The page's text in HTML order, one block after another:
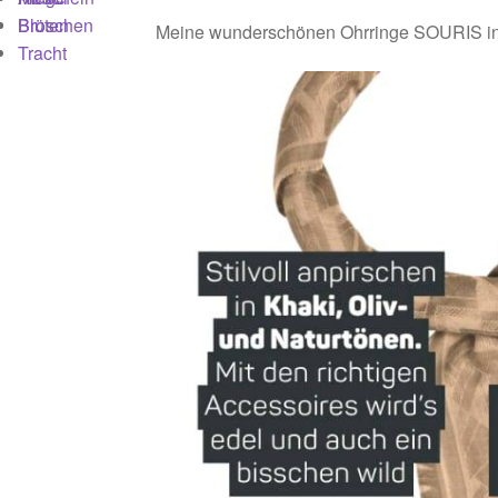
Richtlinie für
Schmuck-Atelier
Warenkorb
Meine wunderschönen Ohrringe SOURIS
Broschen
Blüten
Tracht